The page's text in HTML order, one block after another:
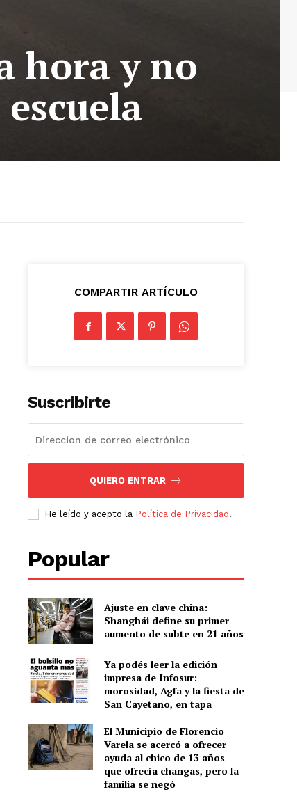
hora y no
COMPARTIR ARTÍCULO
Suscribirte
QUIERO ENTRAR
He leído y acepto la Política de Privacidad .
Popular
Ajuste en clave china:
Shanghái define su primer
aumento de subte en 21 años
Ya podés leer la edición
impresa de Infosur:
morosidad, Agfa y la fiesta de
San Cayetano, en tapa
El Municipio de Florencio
Varela se acercó a ofrecer
ayuda al chico de 13 años
que ofrecía changas, pero la
familia se negó